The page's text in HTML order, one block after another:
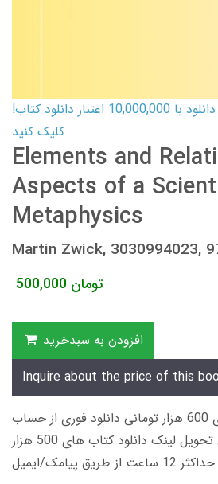
کارت اعتباری کتاب دانلود با 10,000,000 اعتبار دانلود کتاب!
کلیک کنید
Elements and
Aspects of a
Metaphysics
Martin Zwick, 3030994023,
500,000 تومان
افزودن به سبدخرید
Inquire about the price of this
زمان تحویل کتاب های 600 هزار تومانی دانلود فوری از حساب
کاربری می باشد، و زمان تحویل لینک دانلود کتاب های 500 هزار
طریق پیامک/ایمیل